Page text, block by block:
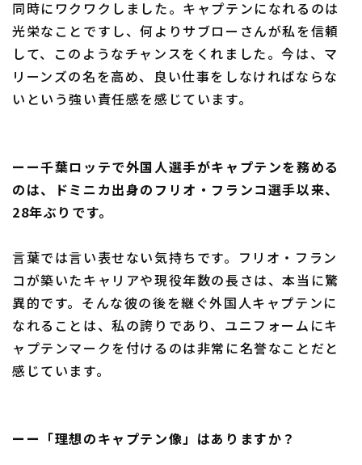
同時にワクワクしました。キャプテンになれるのは
光栄なことですし、何よりサブローさんが私を信頼
して、このようなチャンスをくれました。今は、マ
リーンズの名を高め、良い仕事をしなければならな
いという強い責任感を感じています。
ーー千葉ロッテで外国人選手がキャプテンを務める
のは、ドミニカ出身のフリオ・フランコ選手以来、
28年ぶりです。
言葉では言い表せない気持ちです。フリオ・フラン
コが築いたキャリアや現役年数の長さは、本当に驚
異的です。そんな彼の後を継ぐ外国人キャプテンに
なれることは、私の誇りであり、ユニフォームにキ
ャプテンマークを付けるのは非常に名誉なことだと
感じています。
ーー「理想のキャプテン像」はありますか？